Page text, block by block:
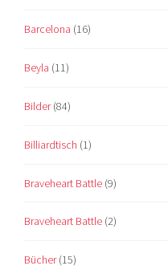
Barcelona (16)
Beyla (11)
Bilder(84)
Billiardtisch (1)
Braveheart Battle (9)
Braveheart Battle (2)
Bücher(15)